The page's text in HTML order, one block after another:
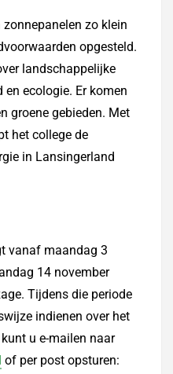
zo klein
opgesteld.
landschappelijke
ecologie. Er komen
groene gebieden. Met
het college de
in Lansingerland
vanaf maandag 3
14 november
Tijdens die periode
indienen over het
u e-mailen naar
of per post opsturen: